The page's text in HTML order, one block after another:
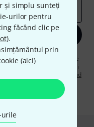
și simplu sunteți
urilor pentru
făcând clic pe
).
prin
(aici)
urile
acord să primiți publicitate
Puteți găsi informații
regulamentul nostru privind